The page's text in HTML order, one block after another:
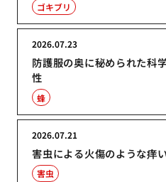
ゴキブリ
防護服の奥に秘められた科
性
2026.07.23
蜂
害虫による火傷のような痒
2026.07.21
害虫